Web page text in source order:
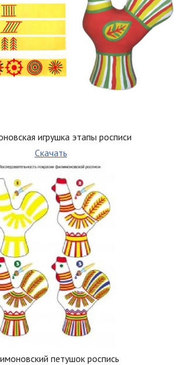
игрушка этапы росписи
Скачать
петушок роспись